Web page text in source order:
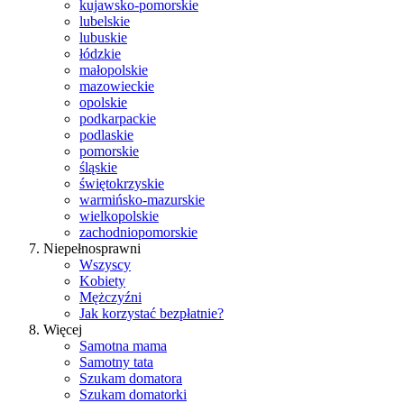
kujawsko-pomorskie
lubelskie
lubuskie
łódzkie
małopolskie
mazowieckie
opolskie
podkarpackie
podlaskie
pomorskie
śląskie
świętokrzyskie
warmińsko-mazurskie
wielkopolskie
zachodniopomorskie
Niepełnosprawni
Wszyscy
Kobiety
Mężczyźni
Jak korzystać bezpłatnie?
Więcej
Samotna mama
Samotny tata
Szukam domatora
Szukam domatorki